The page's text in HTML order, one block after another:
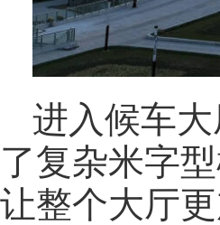
进入候车
了复杂米字
让整个大厅